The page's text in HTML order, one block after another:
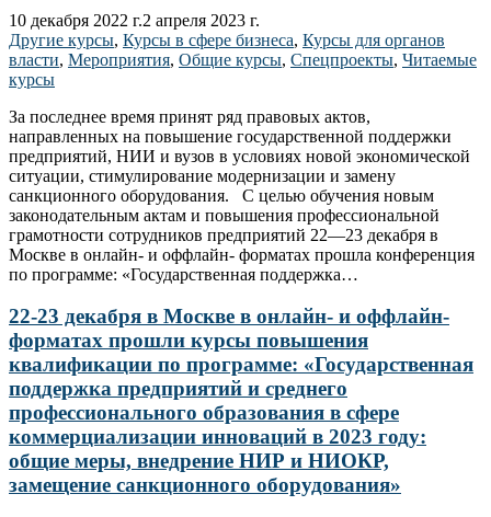
10 декабря 2022 г.2 апреля 2023 г.
Другие курсы, Курсы в сфере бизнеса, Курсы для органов
власти, Мероприятия, Общие курсы, Спецпроекты, Читаемые
курсы
За последнее время принят ряд правовых актов,
направленных на повышение государственной поддержки
предприятий, НИИ и вузов в условиях новой экономической
ситуации, стимулирование модернизации и замену
санкционного оборудования. С целью обучения новым
законодательным актам и повышения профессиональной
грамотности сотрудников предприятий 22—23 декабря в
Москве в онлайн- и оффлайн- форматах прошла конференция
по программе: «Государственная поддержка…
22-23 декабря в Москве в онлайн- и оффлайн-
форматах прошли курсы повышения
квалификации по программе: «Государственная
поддержка предприятий и среднего
профессионального образования в сфере
коммерциализации инноваций в 2023 году:
общие меры, внедрение НИР и НИОКР,
замещение санкционного оборудования»